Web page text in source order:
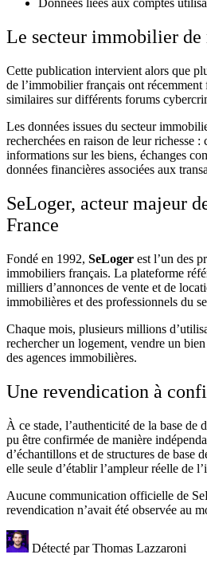
Données liées aux comptes
Le secteur immobilier de
Cette publication intervient alors que
de l’immobilier français ont
similaires sur différents forums
Les données issues du secteur
recherchées en raison de leur richesse :
informations sur les biens, échanges
données financières associées aux
SeLoger, acteur majeur
France
Fondé en 1992, SeLoger est l’un des
immobiliers français. La plateforme
milliers d’annonces de vente et de
immobilières et des professionnels du
Chaque mois, plusieurs millions
rechercher un logement, vendre un
des agences immobilières.
Une revendication à
À ce stade, l’authenticité de la base de
pu être confirmée de manière
d’échantillons et de structures de base
elle seule d’établir l’ampleur réelle de
Aucune communication officielle de
revendication n’avait été observée au
Détecté parThomas Lazzaroni